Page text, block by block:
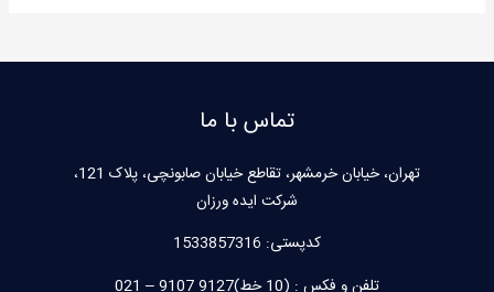
تماس با ما
تهران، خیابان خرمشهر، تقاطع خیابان صابونچی، پلاک 121،
شرکت ایده ورزان
کدپستی: 1533857316
تلفن و فکس : (10 خط)9127 9107 – 021